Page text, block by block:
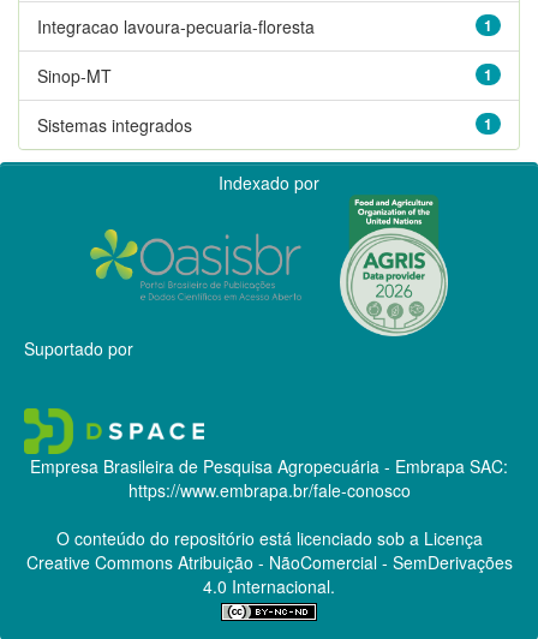
1
Integracao lavoura-pecuaria-floresta
1
Sinop-MT
1
Sistemas integrados
Indexado por
Suportado por
Empresa Brasileira de Pesquisa Agropecuária - Embrapa SAC:
https://www.embrapa.br/fale-conosco
O conteúdo do repositório está licenciado sob a Licença
Creative CommonsAtribuição - NãoComercial - SemDerivações
4.0 Internacional.